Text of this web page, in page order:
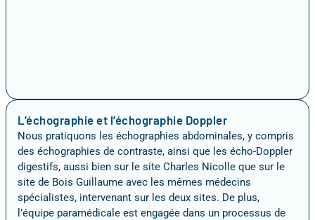
L’échographie et l’échographie Doppler
Nous pratiquons les échographies abdominales, y compris
des échographies de contraste, ainsi que les écho-Doppler
digestifs, aussi bien sur le site Charles Nicolle que sur le
site de Bois Guillaume avec les mêmes médecins
spécialistes, intervenant sur les deux sites. De plus,
l’équipe paramédicale est engagée dans un processus de